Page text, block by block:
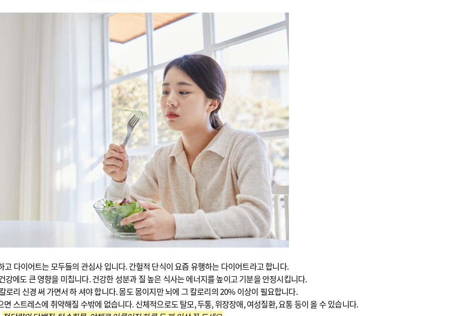
고 다이어트는 모두들의 관심사 입니다. 간헐적 단식이 요즘 유행하는 다이어트라고 합니다.
강에도 큰 영향을 미칩니다. 건강한 성분과 질 높은 식사는 에너지를 높이고 기분을 안정시킵니다.
로리 신경 써 가면서 하 셔야 합니다. 몸도 몸이지만 뇌에 그 칼로리의 20% 이상이 필요합니다.
스트레스에 취약해질 수밖에 없습니다. 신체적으로도 탈모, 두통, 위장장애, 여성질환, 요통 등이 올 수 있습니다.